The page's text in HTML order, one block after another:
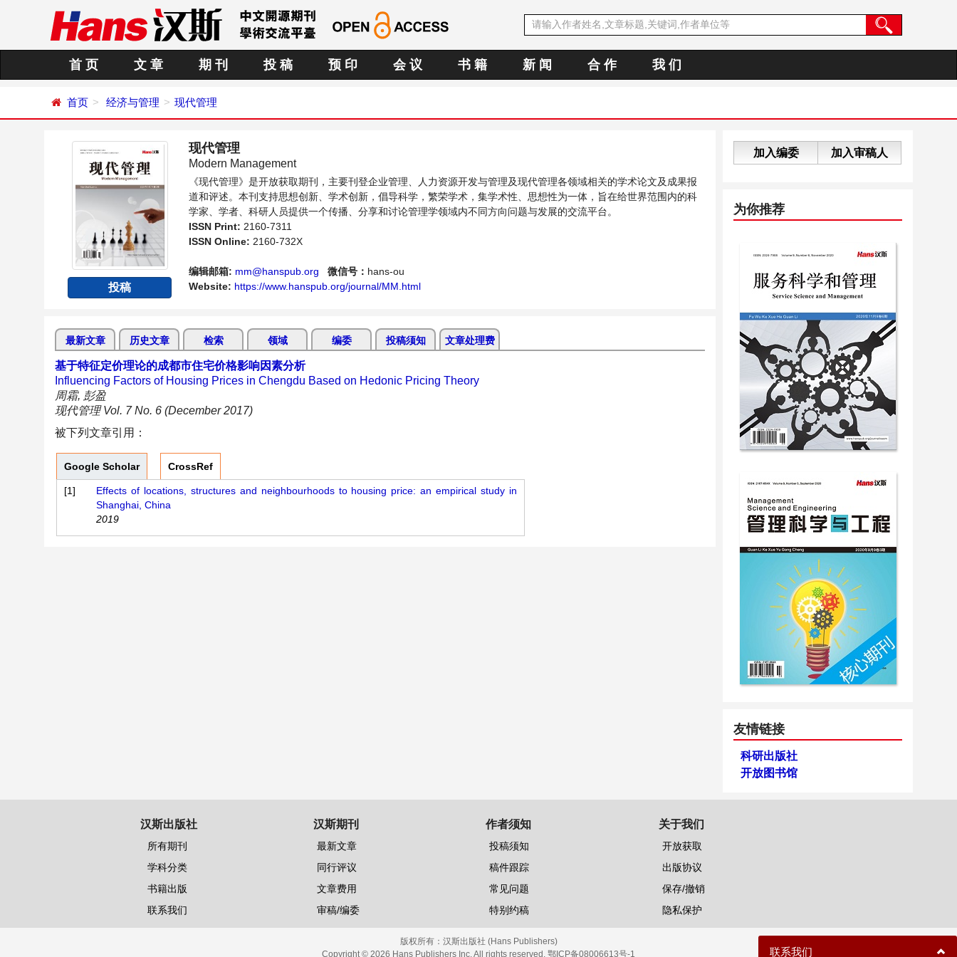
首 页 文 章 期 刊 投 稿 预 印 会 议 书 籍 新 闻 合 作 我 们
首页 经济与管理 现代管理
投稿
现代管理
Modern Management
《现代管理》是开放获取期刊，主要刊登企业管理、人力资源开发与管理及现代管理各领域相关的学术论文及成果报
道和评述。本刊支持思想创新、学术创新，倡导科学，繁荣学术，集学术性、思想性为一体，旨在给世界范围内的科
学家、学者、科研人员提供一个传播、分享和讨论管理学领域内不同方向问题与发展的交流平台。
ISSN Print: 2160-7311
ISSN Online: 2160-732X
编辑邮箱: mm@hanspub.org 微信号： hans-ou
Website: https://www.hanspub.org/journal/MM.html
最新文章 历史文章 检索 领域 编委 投稿须知 文章处理费
基于特征定价理论的成都市住宅价格影响因素分析
Influencing Factors of Housing Prices in Chengdu Based on Hedonic Pricing Theory
周霜, 彭盈
现代管理 Vol. 7 No. 6 (December 2017)
被下列文章引用：
Google Scholar CrossRef
[1]
Effects of locations, structures and neighbourhoods to housing price: an empirical study in
Shanghai, China
2019
加入编委 加入审稿人
为你推荐
友情链接
科研出版社
开放图书馆
汉斯出版社
所有期刊
学科分类
书籍出版
联系我们
汉斯期刊
最新文章
同行评议
文章费用
审稿/编委
作者须知
投稿须知
稿件跟踪
常见问题
特别约稿
关于我们
开放获取
出版协议
保存/撤销
隐私保护
版权所有： 汉斯出版社 (Hans Publishers)
Copyright © 2026 Hans Publishers Inc. All rights reserved. 鄂ICP备08006613号-1